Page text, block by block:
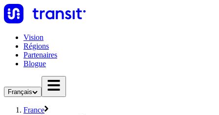
Vision
Régions
Partenaires
Blogue
Français
France